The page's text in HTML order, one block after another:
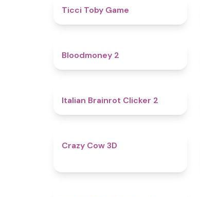
Ticci Toby Game
Bloodmoney 2
Italian Brainrot Clicker 2
Crazy Cow 3D